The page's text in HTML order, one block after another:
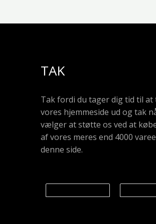
TAK
Tak fordi du tager dig tid til at
vores hjemmeside ud og tak
vælger at støtte os ved at
af vores meres end 4000
denne side.